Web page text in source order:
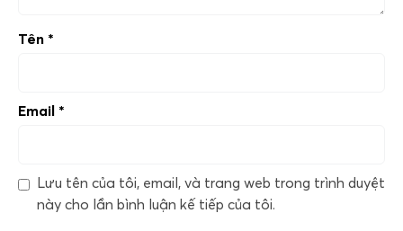
Tên *
Email *
Lưu tên của tôi, email, và trang web trong trình duyệt
này cho lần bình luận kế tiếp của tôi.